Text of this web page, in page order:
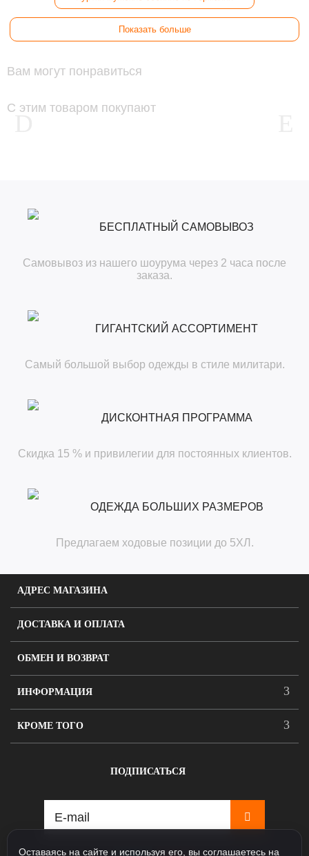
Показать больше
Вам могут понравиться
С этим товаром покупают
БЕСПЛАТНЫЙ САМОВЫВОЗ
Самовывоз из нашего шоурума через 2 часа после
заказа.
ГИГАНТСКИЙ АССОРТИМЕНТ
Самый большой выбор одежды в стиле милитари.
ДИСКОНТНАЯ ПРОГРАММА
Скидка 15 % и привилегии для постоянных клиентов.
ОДЕЖДА БОЛЬШИХ РАЗМЕРОВ
Предлагаем ходовые позиции до 5ХЛ.
АДРЕС МАГАЗИНА
ДОСТАВКА И ОПЛАТА
ОБМЕН И ВОЗВРАТ
ИНФОРМАЦИЯ
КРОМЕ ТОГО
ПОДПИСАТЬСЯ
Оставаясь на сайте и используя его, вы соглашаетесь на